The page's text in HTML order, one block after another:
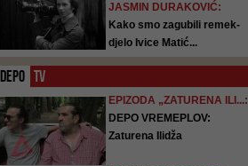
JASMIN DURAKOVIĆ:
Kako smo zagubili remek-
djelo Ivice Matić...
DEPO TV
EPIZODA „ZATURENA ILI...:
DEPO VREMEPLOV:
Zaturena Ilidža